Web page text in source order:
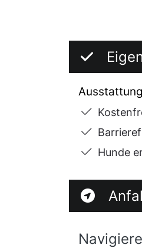
Ausstattung
Hunde